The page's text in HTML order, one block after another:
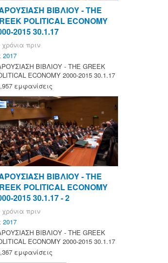
ΒΙΒΛΙΟΥ - ΤΗΕ
POLITICAL ECONOMY
2015 30.1.17
χρόνια πριν
2017
ΒΙΒΛΙΟΥ - ΤΗΕ GREEK
ECONOMY 2000-2015 30.1.17
εμφανίσεις
ΒΙΒΛΙΟΥ - ΤΗΕ
POLITICAL ECONOMY
2015 30.1.17 - 2
χρόνια πριν
2017
ΒΙΒΛΙΟΥ - ΤΗΕ GREEK
ECONOMY 2000-2015 30.1.17
εμφανίσεις